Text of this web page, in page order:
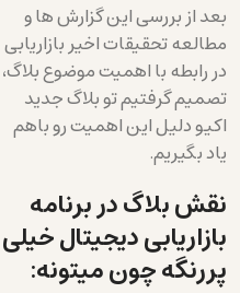
بعد از بررسی این گزارش ها و
مطالعه تحقیقات اخیر بازاریابی
در رابطه با اهمیت موضوع بلاگ،
تصمیم گرفتیم تو بلاگ جدید
اکیو دلیل این اهمیت رو باهم
یاد بگیریم.
نقش بلاگ در برنامه
بازاریابی دیجیتال خیلی
پررنگه چون میتونه: